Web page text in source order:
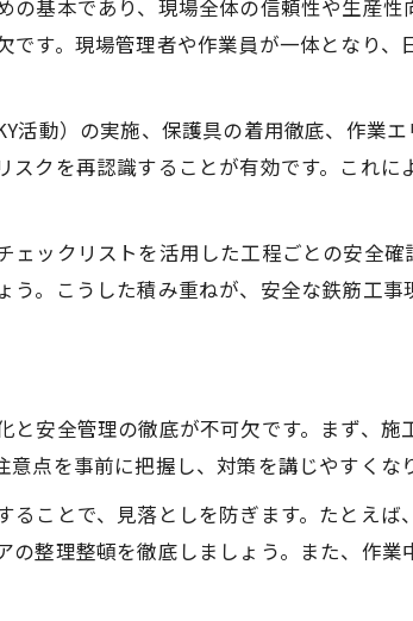
現場で役立つ安全管理のノウハウ共有
サイクルから学ぶ事故防止策
全施工サイクルで事故防止を徹底する方法
全施工サイクルを現場管理に活かす工夫
工事の事故防止に役立つ実践法まとめ
設工事現場で使える安全管理の具体策
工事の作業工程ごとに有効な安全対策
セスメントが施工安全を強化
基本であり、現場全体の信頼性や生産
す。現場管理者や作業員が一体となり
活動）の実施、保護具の着用徹底、作業
クを再認識することが有効です。これ
ックリストを活用した工程ごとの安全
。こうした積み重ねが、安全な鉄筋工事
安全管理の徹底が不可欠です。まず、
点を事前に把握し、対策を講じやすくな
ことで、見落としを防ぎます。たとえ
整理整頓を徹底しましょう。また、作